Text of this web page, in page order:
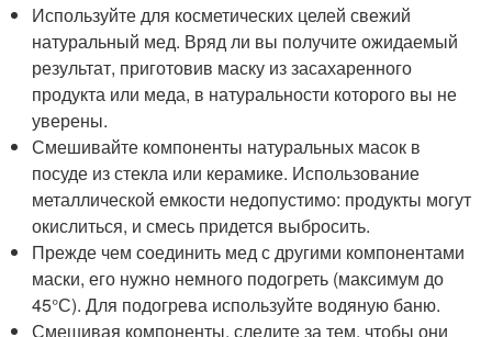
Используйте для косметических целей свежий
натуральный мед. Вряд ли вы получите ожидаемый
результат, приготовив маску из засахаренного
продукта или меда, в натуральности которого вы не
уверены.
Смешивайте компоненты натуральных масок в
посуде из стекла или керамике. Использование
металлической емкости недопустимо: продукты могут
окислиться, и смесь придется выбросить.
Прежде чем соединить мед с другими компонентами
маски, его нужно немного подогреть (максимум до
45°С). Для подогрева используйте водяную баню.
Смешивая компоненты, следите за тем, чтобы они